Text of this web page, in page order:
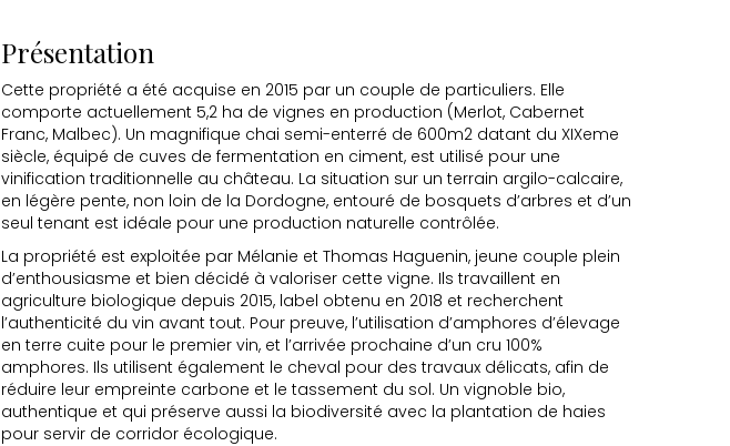
Présentation
Cette propriété a été acquise en 2015 par un couple de particuliers. Elle
comporte actuellement 5,2 ha de vignes en production (Merlot, Cabernet
Franc, Malbec). Un magnifique chai semi-enterré de 600m2 datant du XIXeme
siècle, équipé de cuves de fermentation en ciment, est utilisé pour une
vinification traditionnelle au château. La situation sur un terrain argilo-calcaire,
en légère pente, non loin de la Dordogne, entouré de bosquets d’arbres et d’un
seul tenant est idéale pour une production naturelle contrôlée.
La propriété est exploitée par Mélanie et Thomas Haguenin, jeune couple plein
d’enthousiasme et bien décidé à valoriser cette vigne. Ils travaillent en
agriculture biologique depuis 2015, label obtenu en 2018 et recherchent
l’authenticité du vin avant tout. Pour preuve, l’utilisation d’amphores d’élevage
en terre cuite pour le premier vin, et l’arrivée prochaine d’un cru 100%
amphores. Ils utilisent également le cheval pour des travaux délicats, afin de
réduire leur empreinte carbone et le tassement du sol. Un vignoble bio,
authentique et qui préserve aussi la biodiversité avec la plantation de haies
pour servir de corridor écologique.